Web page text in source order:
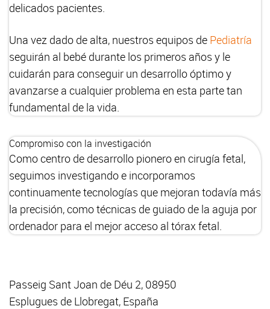
delicados pacientes.
Una vez dado de alta, nuestros equipos de Pediatría
seguirán al bebé durante los primeros años y le
cuidarán para conseguir un desarrollo óptimo y
avanzarse a cualquier problema en esta parte tan
fundamental de la vida.
Compromiso con la investigación
Como centro de desarrollo pionero en cirugía fetal,
seguimos investigando e incorporamos
continuamente tecnologías que mejoran todavía más
la precisión, como técnicas de guiado de la aguja por
ordenador para el mejor acceso al tórax fetal.
Passeig Sant Joan de Déu 2, 08950
Esplugues de Llobregat, España